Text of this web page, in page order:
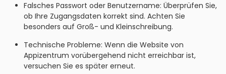
Falsches Passwort oder Benutzername: Überprüfen Sie,
ob Ihre Zugangsdaten korrekt sind. Achten Sie
besonders auf Groß- und Kleinschreibung.
Technische Probleme: Wenn die Website von
Appizentrum vorübergehend nicht erreichbar ist,
versuchen Sie es später erneut.